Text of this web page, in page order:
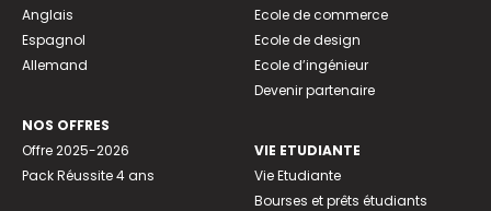
Anglais
Espagnol
Allemand
NOS OFFRES
Offre 2025-2026
Pack Réussite 4 ans
Ecole de commerce
Ecole de design
Ecole d’ingénieur
Devenir partenaire
VIE ETUDIANTE
Vie Etudiante
Bourses et prêts étudiants